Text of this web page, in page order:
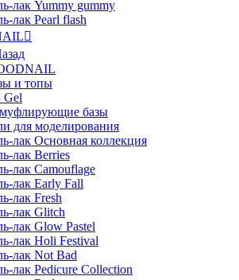
лак Yummy gummy
лак Pearl flash
и топы
Gel
базы
для моделирования
лак Основная коллекция
лак Berries
лак Camouflage
лак Early Fall
лак Fresh
лак Glitch
лак Glow Pastel
лак Holi Festival
лак Not Bad
лак Pedicure Collection